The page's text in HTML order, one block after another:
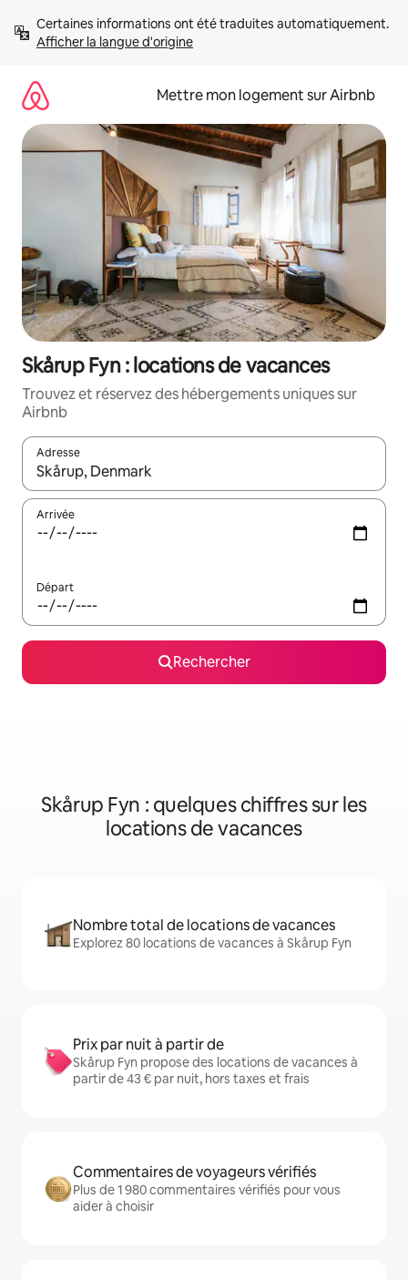
directement
Afficher la langue d'origine
Mettre mon logement sur Airbnb
Skårup Fyn : locations de vacances
Trouvez et réservez des hébergements uniques sur
Airbnb
Adresse
Lorsque les résultats s'affichent, utilisez les flèches vers le
Arrivée
Départ
Rechercher
Skårup Fyn : quelques chiffres sur les
locations de vacances
Nombre total de locations de vacances
Explorez 80 locations de vacances à Skårup Fyn
Prix par nuit à partir de
Skårup Fyn propose des locations de vacances à
partir de 43 € par nuit, hors taxes et frais
Commentaires de voyageurs vérifiés
Plus de 1 980 commentaires vérifiés pour vous
aider à choisir